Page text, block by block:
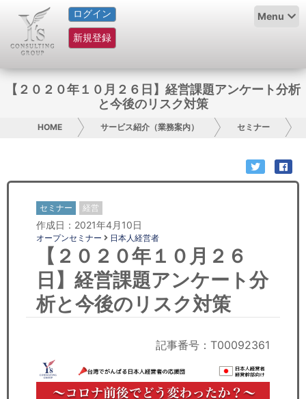
ログイン
新規登録
Menu
HOME
サービス紹介
お問い合わせ
日本人にPR
コンサルティング
リサーチ
セミナー
労務顧問
【２０２０年１０月２６日】経営課題アンケート分析
と今後のリスク対策
HOME サービス紹介（業務案内） セミナー
セミナー 経営
作成日：2021年4月10日
オープンセミナー 日本人経営者
【２０２０年１０月２６
日】経営課題アンケート分
析と今後のリスク対策
記事番号：T00092361